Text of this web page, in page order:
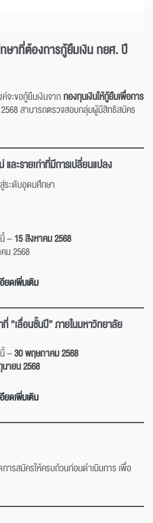
าที่ต้องการกู้ยืมเงินกยศ.ปี
จะขอกู้ยืมเงินจากกองทุนเงินให้กู้ยืมเพื่อการ
สามารถตรวจสอบกลุ่มผู้มีสิทธิสมัคร
ละรายเก่าที่มีการเปลี่ยนแปลง
ระดับอุดมศึกษา
–15 สิงหาคม 2568
ม 2568
ดเพิ่มเติม
“เลื่อนชั้นปี” ภายในมหาวิทยาลัย
–30 พฤษภาคม 2568
ายน 2568
ดเพิ่มเติม
ารสมัครให้ครบถ้วนก่อนดำเนินการ เพื่อ